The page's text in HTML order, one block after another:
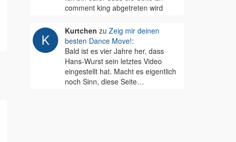
comment king abgetreten wird
Kurtchen zu Zeig mir deinen
besten Dance Move!:
Bald ist es vier Jahre her, dass
Hans-Wurst sein letztes Video
eingestellt hat. Macht es eigentlich
noch Sinn, diese Seite…